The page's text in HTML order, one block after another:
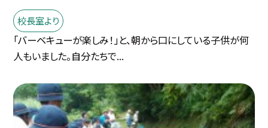
校長室より
「バーベキューが楽しみ！」と、朝から口にしている子供が何
人もいました。自分たちで...